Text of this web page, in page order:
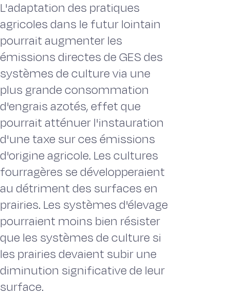
L'adaptation des pratiques
agricoles dans le futur lointain
pourrait augmenter les
émissions directes de GES des
systèmes de culture via une
plus grande consommation
d'engrais azotés, effet que
pourrait atténuer l'instauration
d'une taxe sur ces émissions
d'origine agricole. Les cultures
fourragères se développeraient
au détriment des surfaces en
prairies. Les systèmes d'élevage
pourraient moins bien résister
que les systèmes de culture si
les prairies devaient subir une
diminution significative de leur
surface.